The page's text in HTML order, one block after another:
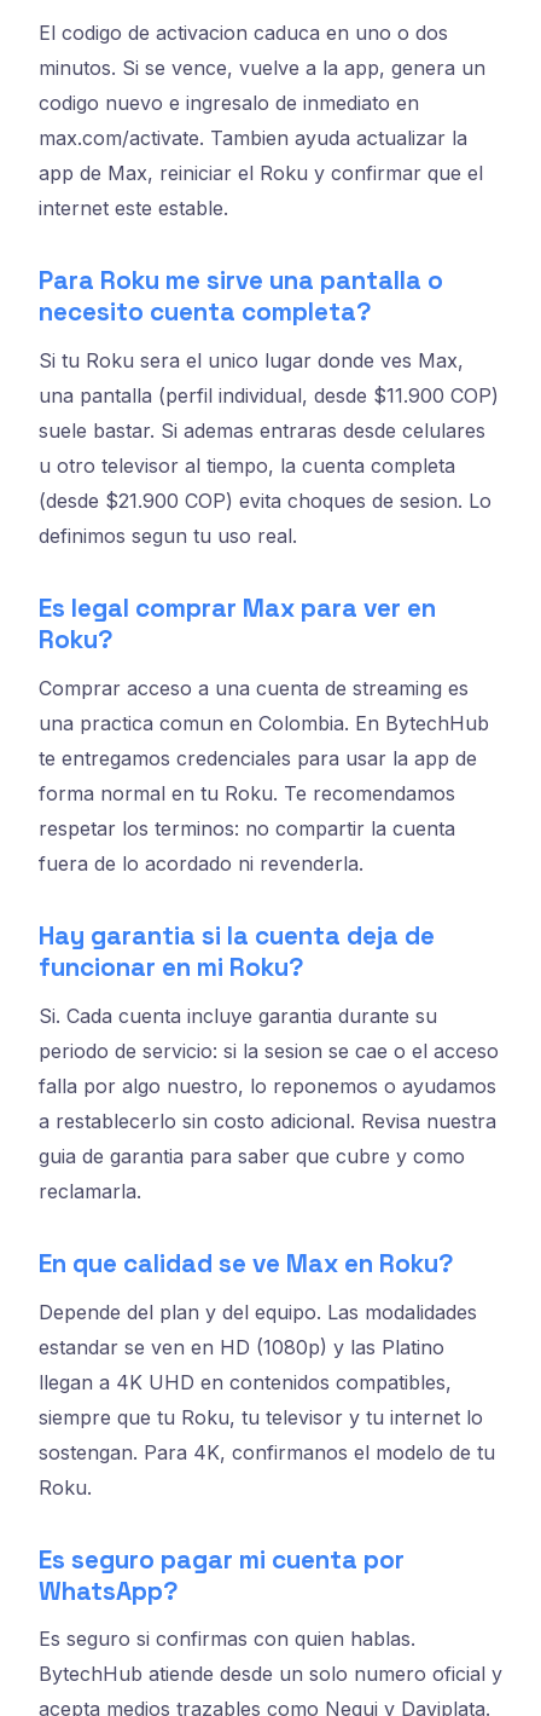
El codigo de activacion caduca en uno o dos
minutos. Si se vence, vuelve a la app, genera un
codigo nuevo e ingresalo de inmediato en
max.com/activate. Tambien ayuda actualizar la
app de Max, reiniciar el Roku y confirmar que el
internet este estable.
Para Roku me sirve una pantalla o
necesito cuenta completa?
Si tu Roku sera el unico lugar donde ves Max,
una pantalla (perfil individual, desde $11.900 COP)
suele bastar. Si ademas entraras desde celulares
u otro televisor al tiempo, la cuenta completa
(desde $21.900 COP) evita choques de sesion. Lo
definimos segun tu uso real.
Es legal comprar Max para ver en
Roku?
Comprar acceso a una cuenta de streaming es
una practica comun en Colombia. En BytechHub
te entregamos credenciales para usar la app de
forma normal en tu Roku. Te recomendamos
respetar los terminos: no compartir la cuenta
fuera de lo acordado ni revenderla.
Hay garantia si la cuenta deja de
funcionar en mi Roku?
Si. Cada cuenta incluye garantia durante su
periodo de servicio: si la sesion se cae o el acceso
falla por algo nuestro, lo reponemos o ayudamos
a restablecerlo sin costo adicional. Revisa nuestra
guia de garantia para saber que cubre y como
reclamarla.
En que calidad se ve Max en Roku?
Depende del plan y del equipo. Las modalidades
estandar se ven en HD (1080p) y las Platino
llegan a 4K UHD en contenidos compatibles,
siempre que tu Roku, tu televisor y tu internet lo
sostengan. Para 4K, confirmanos el modelo de tu
Roku.
Es seguro pagar mi cuenta por
WhatsApp?
Es seguro si confirmas con quien hablas.
BytechHub atiende desde un solo numero oficial y
acepta medios trazables como Nequi y Daviplata.